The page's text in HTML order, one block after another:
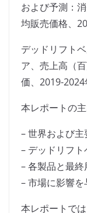
および予測：
均販売価格、
デッドリフト
ア、売上高（
価、2019-2024
本レポートの
– 世界および
– デッドリフ
– 各製品と最
– 市場に影響
本レポートで